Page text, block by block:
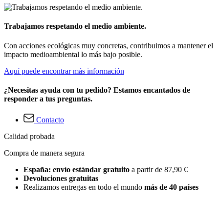
Trabajamos respetando el medio ambiente.
Con acciones ecológicas muy concretas, contribuimos a mantener el
impacto medioambiental lo más bajo posible.
Aquí puede encontrar más información
¿Necesitas ayuda con tu pedido? Estamos encantados de
responder a tus preguntas.
Contacto
Calidad probada
Compra de manera segura
España: envío estándar gratuito a partir de 87,90 €
Devoluciones gratuitas
Realizamos entregas en todo el mundo más de 40 países